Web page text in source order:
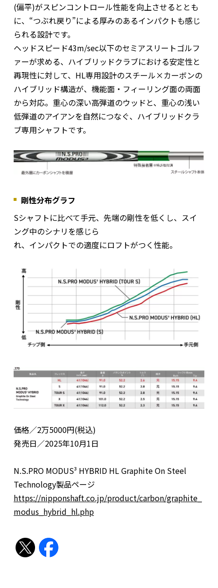
(偏平)がスピンコントロール性能を向上させるととも
に、“つぶれ戻り”による厚みのあるインパクトも感じ
られる設計です。
ヘッドスピード43m/sec以下のセミアスリートゴルフ
ァーが求める、ハイブリッドクラブにおける安定性と
再現性に対して、HL専用設計のスチール×カーボンの
ハイブリッド構造が、機能面・フィーリング面の両面
から対応。重心の深い高弾道のウッドと、重心の浅い
低弾道のアイアンを自然につなぐ、ハイブリッドクラ
ブ専用シャフトです。
剛性分布グラフ
Sシャフトに比べて手元、先端の剛性を低くし、スイ
ング中のシナリを感じら
れ、インパクトでの適度にロフトがつく性能。
価格／2万5000円(税込)
発売日／2025年10月1日
N.S.PRO MODUS³ HYBRID HL Graphite On Steel
Technology製品ページ
https://nipponshaft.co.jp/product/carbon/graphite_
modus_hybrid_hl.php